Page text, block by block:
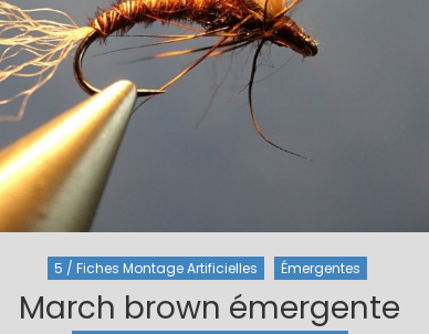
5 / Fiches Montage Artificielles Émergentes
March brown émergente